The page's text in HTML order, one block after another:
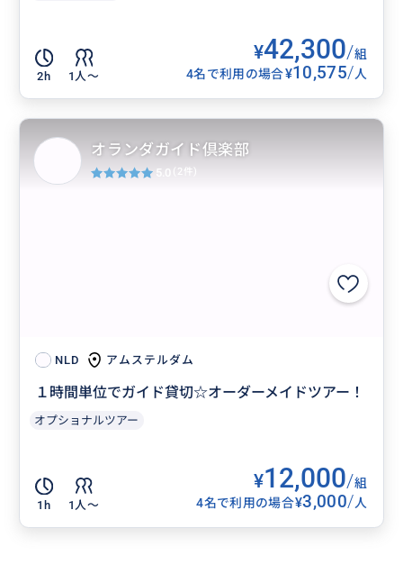
2h 1人〜
¥42,300/組
4名で利用の場合¥10,575/人
NLD アムステルダム
１時間単位でガイド貸切☆オーダーメイドツアー！
オプショナルツアー
1h 1人〜
¥12,000/組
4名で利用の場合¥3,000/人
オランダガイド倶楽部
5.0 (2件)